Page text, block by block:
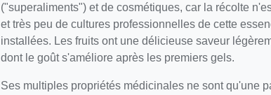
("superaliments") et de cosmétiques, car la récolte
et très peu de cultures professionnelles de cette
installées. Les fruits ont une délicieuse saveur
dont le goût s'améliore après les premiers gels.
Ses multiples propriétés médicinales ne sont qu'une